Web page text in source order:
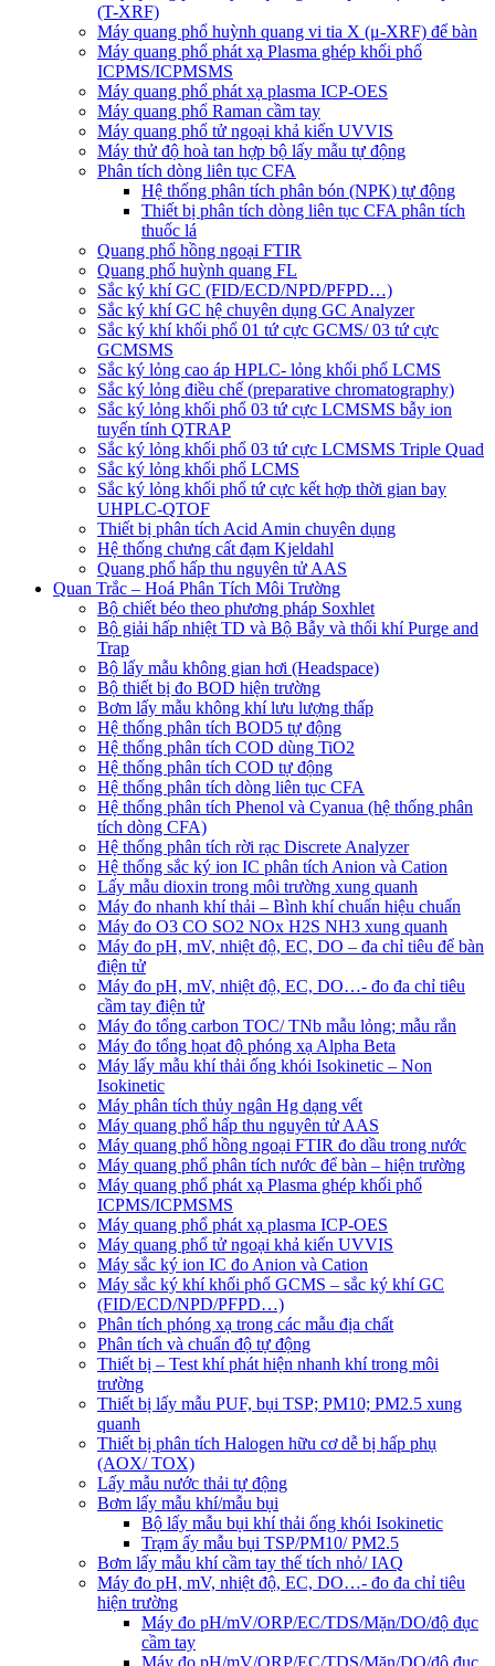
(T-XRF)
Máy quang phổ huỳnh quang vi tia X (μ-XRF) để bàn
Máy quang phổ phát xạ Plasma ghép khối phổ
ICPMS/ICPMSMS
Máy quang phổ phát xạ plasma ICP-OES
Máy quang phổ Raman cầm tay
Máy quang phổ tử ngoại khả kiến UVVIS
Máy thử độ hoà tan hợp bộ lấy mẫu tự động
Phân tích dòng liên tục CFA
Hệ thống phân tích phân bón (NPK) tự động
Thiết bị phân tích dòng liên tục CFA phân tích
thuốc lá
Quang phổ hồng ngoại FTIR
Quang phổ huỳnh quang FL
Sắc ký khí GC (FID/ECD/NPD/PFPD…)
Sắc ký khí GC hệ chuyên dụng GC Analyzer
Sắc ký khí khối phổ 01 tứ cực GCMS/ 03 tứ cực
GCMSMS
Sắc ký lỏng cao áp HPLC- lỏng khối phổ LCMS
Sắc ký lỏng điều chế (preparative chromatography)
Sắc ký lỏng khối phổ 03 tứ cực LCMSMS bẫy ion
tuyến tính QTRAP
Sắc ký lỏng khối phổ 03 tứ cực LCMSMS Triple Quad
Sắc ký lỏng khối phổ LCMS
Sắc ký lỏng khối phổ tứ cực kết hợp thời gian bay
UHPLC-QTOF
Thiết bị phân tích Acid Amin chuyên dụng
Hệ thống chưng cất đạm Kjeldahl
Quang phổ hấp thu nguyên tử AAS
Quan Trắc – Hoá Phân Tích Môi Trường
Bộ chiết béo theo phương pháp Soxhlet
Bộ giải hấp nhiệt TD và Bộ Bẫy và thổi khí Purge and
Trap
Bộ lấy mẫu không gian hơi (Headspace)
Bộ thiết bị đo BOD hiện trường
Bơm lấy mẫu không khí lưu lượng thấp
Hệ thống phân tích BOD5 tự động
Hệ thống phân tích COD dùng TiO2
Hệ thống phân tích COD tự động
Hệ thống phân tích dòng liên tục CFA
Hệ thống phân tích Phenol và Cyanua (hệ thống phân
tích dòng CFA)
Hệ thống phân tích rời rạc Discrete Analyzer
Hệ thống sắc ký ion IC phân tích Anion và Cation
Lấy mẫu dioxin trong môi trường xung quanh
Máy đo nhanh khí thải – Bình khí chuẩn hiệu chuẩn
Máy đo O3 CO SO2 NOx H2S NH3 xung quanh
Máy đo pH, mV, nhiệt độ, EC, DO – đa chỉ tiêu để bàn
điện tử
Máy đo pH, mV, nhiệt độ, EC, DO…- đo đa chỉ tiêu
cầm tay điện tử
Máy đo tổng carbon TOC/ TNb mẫu lỏng; mẫu rắn
Máy đo tổng họat độ phóng xạ Alpha Beta
Máy lấy mẫu khí thải ống khói Isokinetic – Non
Isokinetic
Máy phân tích thủy ngân Hg dạng vết
Máy quang phổ hấp thu nguyên tử AAS
Máy quang phổ hồng ngoại FTIR đo dầu trong nước
Máy quang phổ phân tích nước để bàn – hiện trường
Máy quang phổ phát xạ Plasma ghép khối phổ
ICPMS/ICPMSMS
Máy quang phổ phát xạ plasma ICP-OES
Máy quang phổ tử ngoại khả kiến UVVIS
Máy sắc ký ion IC đo Anion và Cation
Máy sắc ký khí khối phổ GCMS – sắc ký khí GC
(FID/ECD/NPD/PFPD…)
Phân tích phóng xạ trong các mẫu địa chất
Phân tích và chuẩn độ tự động
Thiết bị – Test khí phát hiện nhanh khí trong môi
trường
Thiết bị lấy mẫu PUF, bụi TSP; PM10; PM2.5 xung
quanh
Thiết bị phân tích Halogen hữu cơ dễ bị hấp phụ
(AOX/ TOX)
Lấy mẫu nước thải tự động
Bơm lấy mẫu khí/mẫu bụi
Bộ lấy mẫu bụi khí thải ống khói Isokinetic
Trạm ấy mẫu bụi TSP/PM10/ PM2.5
Bơm lấy mẫu khí cầm tay thể tích nhỏ/ IAQ
Máy đo pH, mV, nhiệt độ, EC, DO…- đo đa chỉ tiêu
hiện trường
Máy đo pH/mV/ORP/EC/TDS/Mặn/DO/độ đục
cầm tay